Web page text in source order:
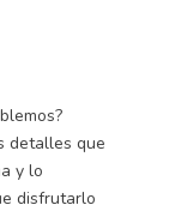
detalles que
y lo
disfrutarlo